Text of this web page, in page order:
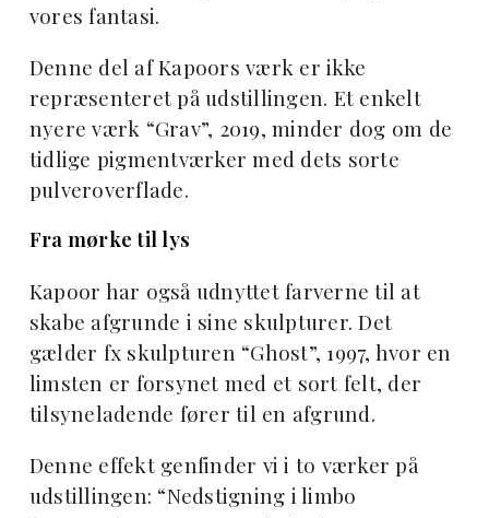
vores fantasi.
Denne del af Kapoors værk er ikke
repræsenteret på udstillingen. Et enkelt
nyere værk “Grav”, 2019, minder dog om de
tidlige pigmentværker med dets sorte
pulveroverflade.
Fra mørke til lys
Kapoor har også udnyttet farverne til at
skabe afgrunde i sine skulpturer. Det
gælder fx skulpturen “Ghost”, 1997, hvor en
limsten er forsynet med et sort felt, der
tilsyneladende fører til en afgrund.
Denne effekt genfinder vi i to værker på
udstillingen: “Nedstigning i limbo